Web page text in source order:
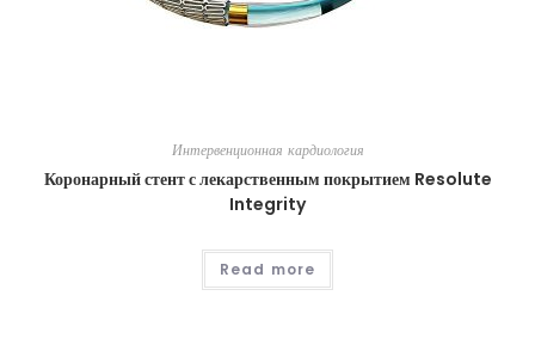
Интервенционная кардиология
Коронарный стент с лекарственным покрытием Resolute
Integrity
Read more